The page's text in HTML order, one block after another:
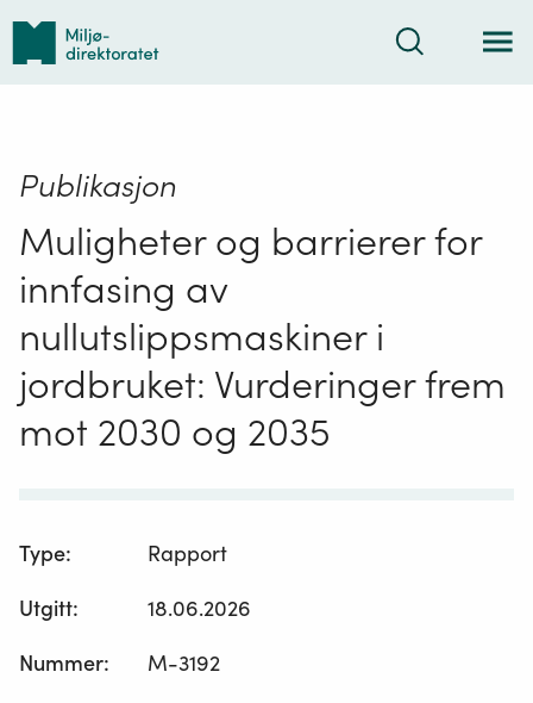
Tilbake
forsiden
Søk
Publikasjon
Muligheter og barrierer for
innfasing av
nullutslippsmaskiner i
jordbruket: Vurderinger frem
mot 2030 og 2035
Type:
Rapport
Utgitt:
18.06.2026
Nummer: M-3192